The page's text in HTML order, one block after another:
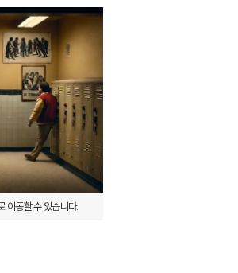
이동할 수 있습니다.